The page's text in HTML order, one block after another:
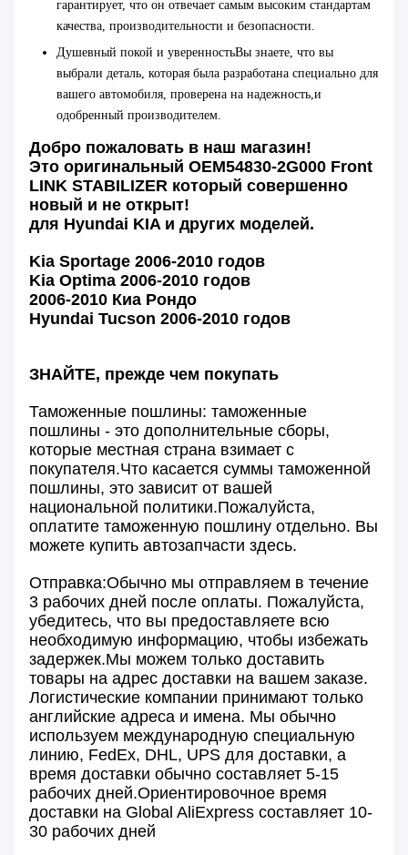
гарантирует, что он отвечает самым высоким стандартам
качества, производительности и безопасности.
Душевный покой и уверенностьВы знаете, что вы
выбрали деталь, которая была разработана специально для
вашего автомобиля, проверена на надежность,и
одобренный производителем.
Добро пожаловать в наш магазин!
Это оригинальный OEM54830-2G000 Front
LINK STABILIZER который совершенно
новый и не открыт!
для Hyundai KIA и других моделей.
Kia Sportage 2006-2010 годов
Kia Optima 2006-2010 годов
2006-2010 Киа Рондо
Hyundai Tucson 2006-2010 годов
ЗНАЙТЕ, прежде чем покупать
Таможенные пошлины: таможенные
пошлины - это дополнительные сборы,
которые местная страна взимает с
покупателя.Что касается суммы таможенной
пошлины, это зависит от вашей
национальной политики.Пожалуйста,
оплатите таможенную пошлину отдельно. Вы
можете купить автозапчасти здесь.
Отправка:Обычно мы отправляем в течение
3 рабочих дней после оплаты. Пожалуйста,
убедитесь, что вы предоставляете всю
необходимую информацию, чтобы избежать
задержек.Мы можем только доставить
товары на адрес доставки на вашем заказе.
Логистические компании принимают только
английские адреса и имена. Мы обычно
используем международную специальную
линию, FedEx, DHL, UPS для доставки, а
время доставки обычно составляет 5-15
рабочих дней.Ориентировочное время
доставки на Global AliExpress составляет 10-
30 рабочих дней